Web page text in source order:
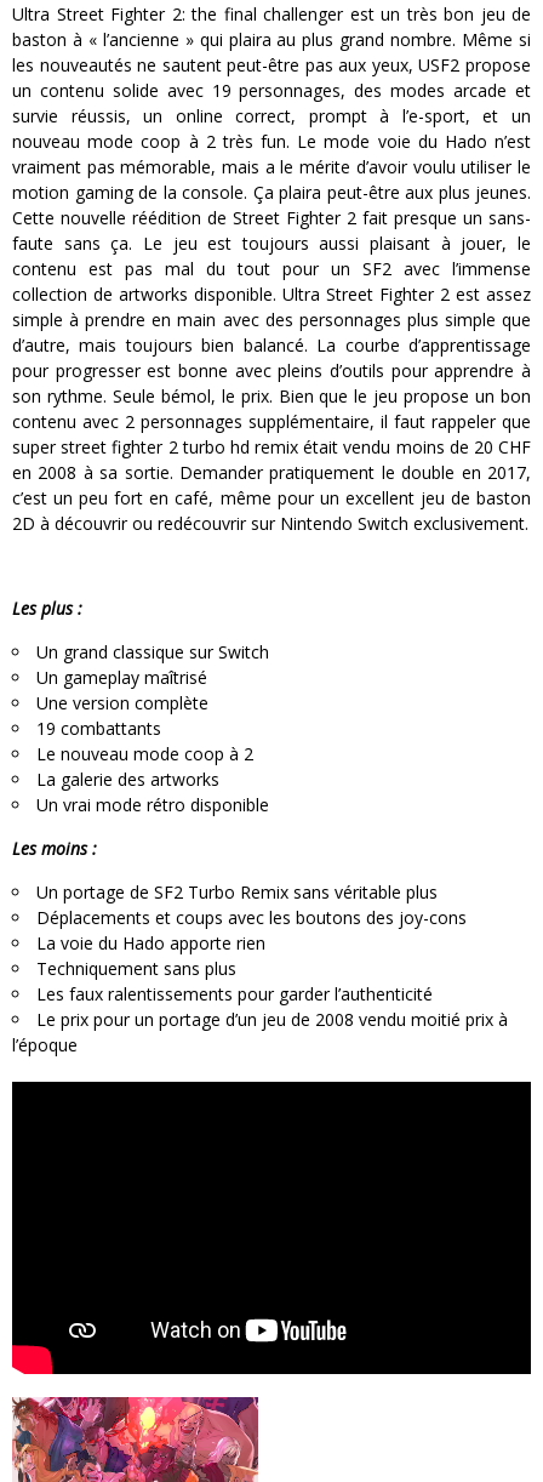
Ultra Street Fighter 2: the final challenger est un très bon jeu de
baston à « l’ancienne » qui plaira au plus grand nombre. Même si
les nouveautés ne sautent peut-être pas aux yeux, USF2 propose
un contenu solide avec 19 personnages, des modes arcade et
survie réussis, un online correct, prompt à l’e-sport, et un
nouveau mode coop à 2 très fun. Le mode voie du Hado n’est
vraiment pas mémorable, mais a le mérite d’avoir voulu utiliser le
motion gaming de la console. Ça plaira peut-être aux plus jeunes.
Cette nouvelle réédition de Street Fighter 2 fait presque un sans-
faute sans ça. Le jeu est toujours aussi plaisant à jouer, le
contenu est pas mal du tout pour un SF2 avec l’immense
collection de artworks disponible. Ultra Street Fighter 2 est assez
simple à prendre en main avec des personnages plus simple que
d’autre, mais toujours bien balancé. La courbe d’apprentissage
pour progresser est bonne avec pleins d’outils pour apprendre à
son rythme. Seule bémol, le prix. Bien que le jeu propose un bon
contenu avec 2 personnages supplémentaire, il faut rappeler que
super street fighter 2 turbo hd remix était vendu moins de 20 CHF
en 2008 à sa sortie. Demander pratiquement le double en 2017,
c’est un peu fort en café, même pour un excellent jeu de baston
2D à découvrir ou redécouvrir sur Nintendo Switch exclusivement.
Les plus :
Un grand classique sur Switch
Un gameplay maîtrisé
Une version complète
19 combattants
Le nouveau mode coop à 2
La galerie des artworks
Un vrai mode rétro disponible
Les moins :
Un portage de SF2 Turbo Remix sans véritable plus
Déplacements et coups avec les boutons des joy-cons
La voie du Hado apporte rien
Techniquement sans plus
Les faux ralentissements pour garder l’authenticité
Le prix pour un portage d’un jeu de 2008 vendu moitié prix à
l’époque